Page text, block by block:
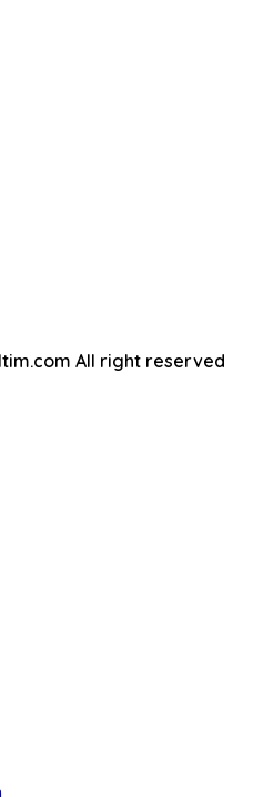
All right reserved